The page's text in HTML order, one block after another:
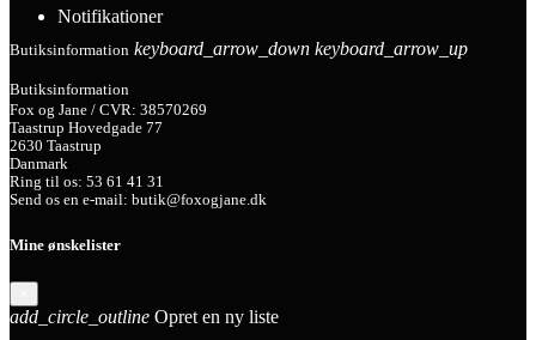
Notifikationer
Butiksinformation keyboard_arrow_down keyboard_arrow_up
Butiksinformation
Fox og Jane / CVR: 38570269
Taastrup Hovedgade 77
2630 Taastrup
Danmark
Ring til os: 53 61 41 31
Send os en e-mail: butik@foxogjane.dk
Mine ønskelister
add_circle_outline Opret en ny liste